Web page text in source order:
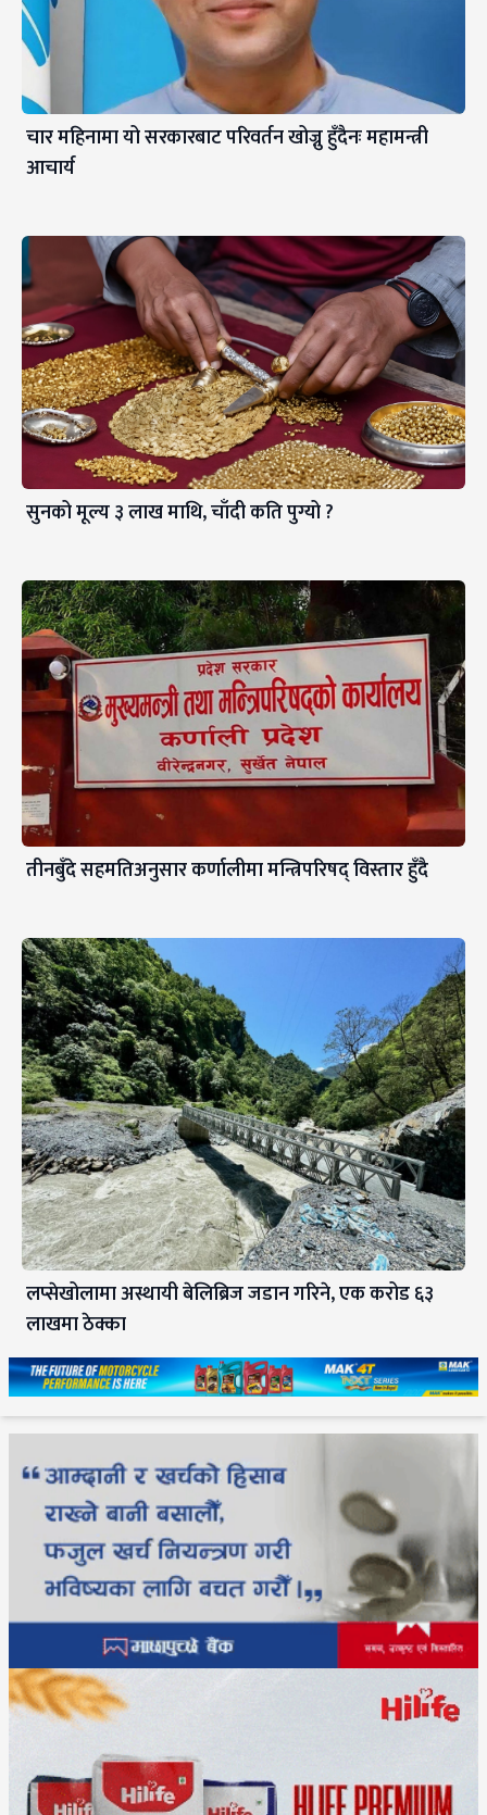
चार महिनामा यो सरकारबाट परिवर्तन खोज्नु हुँदैनः महामन्त्री
आचार्य
सुनको मूल्य ३ लाख माथि, चाँदी कति पुग्यो ?
तीनबुँदे सहमतिअनुसार कर्णालीमा मन्त्रिपरिषद् विस्तार हुँदै
लप्सेखोलामा अस्थायी बेलिब्रिज जडान गरिने, एक करोड ६३
लाखमा ठेक्का